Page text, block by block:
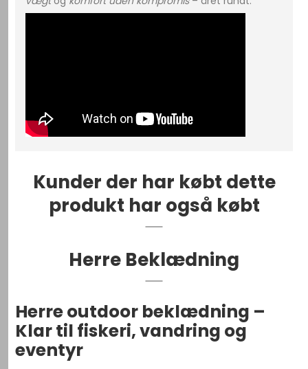
Kunder der har købt dette
produkt har også købt
Herre Beklædning
Herre outdoor beklædning –
Klar til fiskeri, vandring og
eventyr